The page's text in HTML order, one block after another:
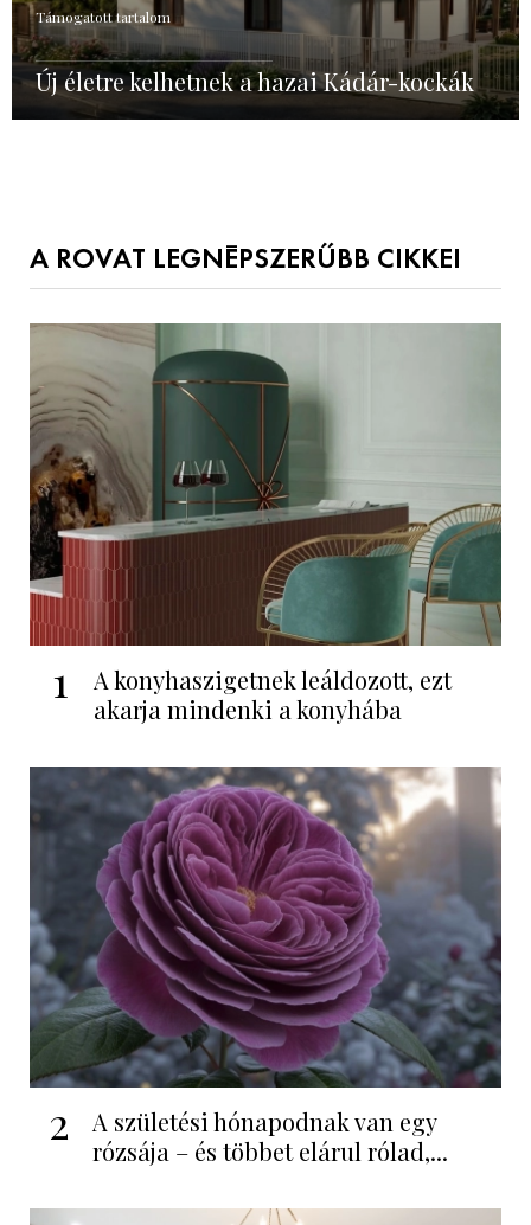
Támogatott tartalom
Új életre kelhetnek a hazai Kádár-kockák
A ROVAT LEGNÉPSZERŰBB CIKKEI
1
A konyhaszigetnek leáldozott, ezt
akarja mindenki a konyhába
2
A születési hónapodnak van egy
rózsája – és többet elárul rólad,...